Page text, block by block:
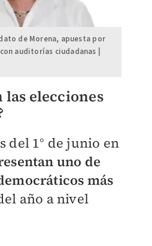
de Morena, apuesta por
auditorías ciudadanas |
las elecciones
del 1° de junio en
uno de
más
año a nivel